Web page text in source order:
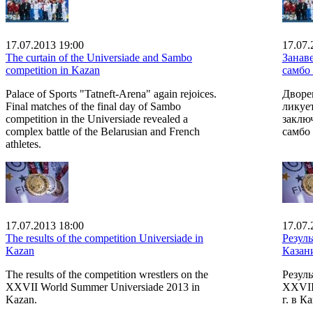
17.07.2013 19:00
The curtain of the Universiade and Sambo
competition in Kazan
Palace of Sports "Tatneft-Arena" again rejoices.
Final matches of the final day of Sambo
competition in the Universiade revealed a
complex battle of the Belarusian and French
athletes.
самбо
самбо
17.07.2013 18:00
The results of the competition Universiade in
Kazan
The results of the competition wrestlers on the
XXVII World Summer Universiade 2013 in
Kazan.
XXVII
г. в